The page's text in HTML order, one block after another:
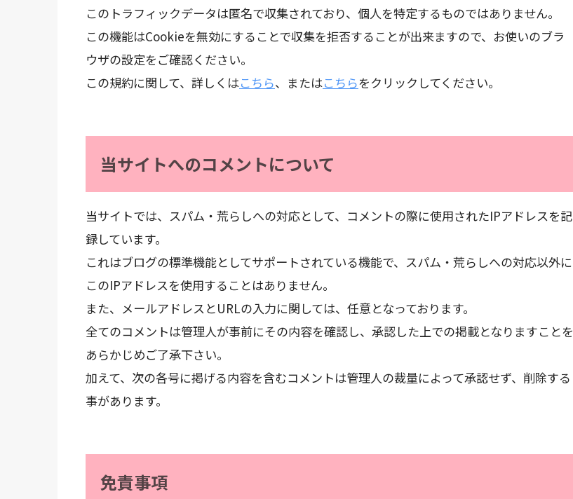
このトラフィックデータは匿名で収集されており、個人を特定するものではありません。
この機能はCookieを無効にすることで収集を拒否することが出来ますので、お使いのブラ
ウザの設定をご確認ください。
この規約に関して、詳しくはこちら、またはこちらをクリックしてください。
当サイトへのコメントについて
当サイトでは、スパム・荒らしへの対応として、コメントの際に使用されたIPアドレスを記
録しています。
これはブログの標準機能としてサポートされている機能で、スパム・荒らしへの対応以外に
このIPアドレスを使用することはありません。
また、メールアドレスとURLの入力に関しては、任意となっております。
全てのコメントは管理人が事前にその内容を確認し、承認した上での掲載となりますことを
あらかじめご了承下さい。
加えて、次の各号に掲げる内容を含むコメントは管理人の裁量によって承認せず、削除する
事があります。
免責事項